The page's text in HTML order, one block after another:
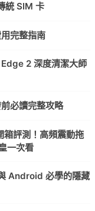
統 SIM 卡
完整指南
2 深度清潔大師
必讀完整攻略
評測！高頻震動拖
一次看
Android 必學的隱藏